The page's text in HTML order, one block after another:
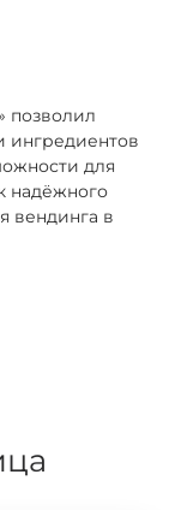
позволил
ингредиентов
для
надёжного
вендинга в